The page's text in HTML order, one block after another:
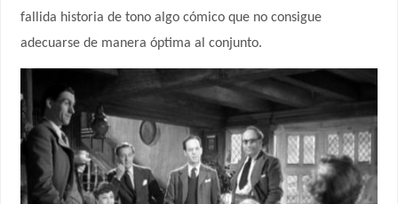
fallida historia de tono algo cómico que no consigue
adecuarse de manera óptima al conjunto.